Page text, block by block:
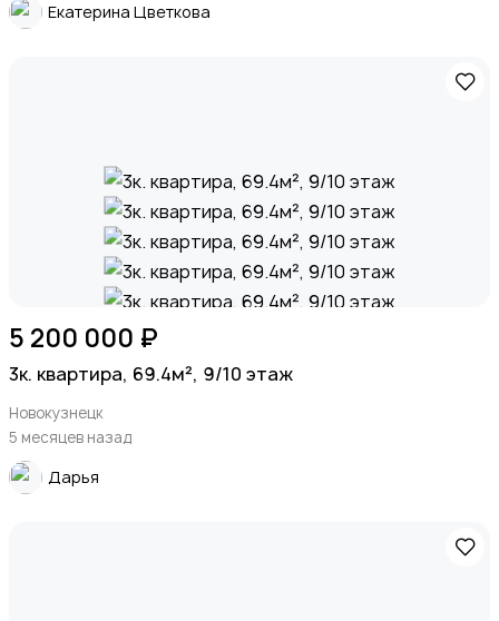
Екатерина Цветкова
5 200 000 ₽
3к. квартира, 69.4м², 9/10 этаж
Новокузнецк
5 месяцев назад
Дарья